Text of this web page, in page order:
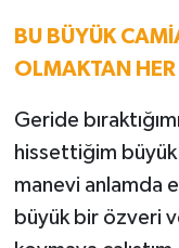
BU BÜYÜK
OLMAKTAN
Geride
hissettiğim
manevi anlamda
büyük bir özveri